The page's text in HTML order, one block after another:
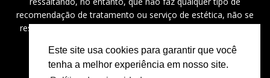
recomendação de tratamento ou serviço de estética, não se
responsabilizando por problemas de saúde, danos a saúde
Este site usa cookies para garantir que você
tenha a melhor experiência em nosso site.